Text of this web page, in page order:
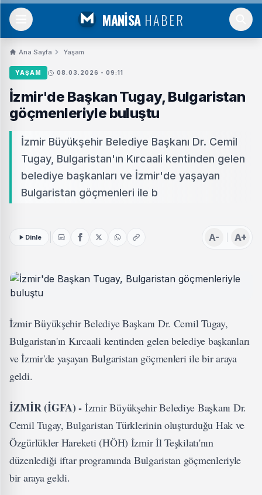
MANİSA HABER
Ana Sayfa Yaşam
YAŞAM 08.03.2026 - 09:11
İzmir'de Başkan Tugay, Bulgaristan
göçmenleriyle buluştu
İzmir Büyükşehir Belediye Başkanı Dr. Cemil
Tugay, Bulgaristan'ın Kırcaali kentinden gelen
belediye başkanları ve İzmir'de yaşayan
Bulgaristan göçmenleri ile b
Dinle A- A+
İzmir Büyükşehir Belediye Başkanı Dr. Cemil Tugay,
Bulgaristan'ın Kırcaali kentinden gelen belediye başkanları
ve İzmir'de yaşayan Bulgaristan göçmenleri ile bir araya
geldi.
İZMİR (İGFA) - İzmir Büyükşehir Belediye Başkanı Dr.
Cemil Tugay, Bulgaristan Türklerinin oluşturduğu Hak ve
Özgürlükler Hareketi (HÖH) İzmir İl Teşkilatı'nın
düzenlediği iftar programında Bulgaristan göçmenleriyle
bir araya geldi.